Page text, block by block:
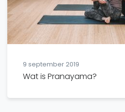
9 september 2019
Wat is Pranayama?